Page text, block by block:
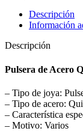
Descripción
Información
Descripción
Pulsera de Acero
– Tipo de joya:
– Tipo de acero:
– Característica
– Motivo: Varios